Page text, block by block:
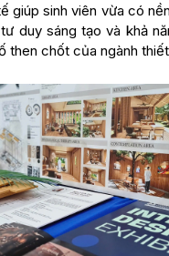
giúp sinh viên vừa có
duy sáng tạo và khả
then chốt của ngành